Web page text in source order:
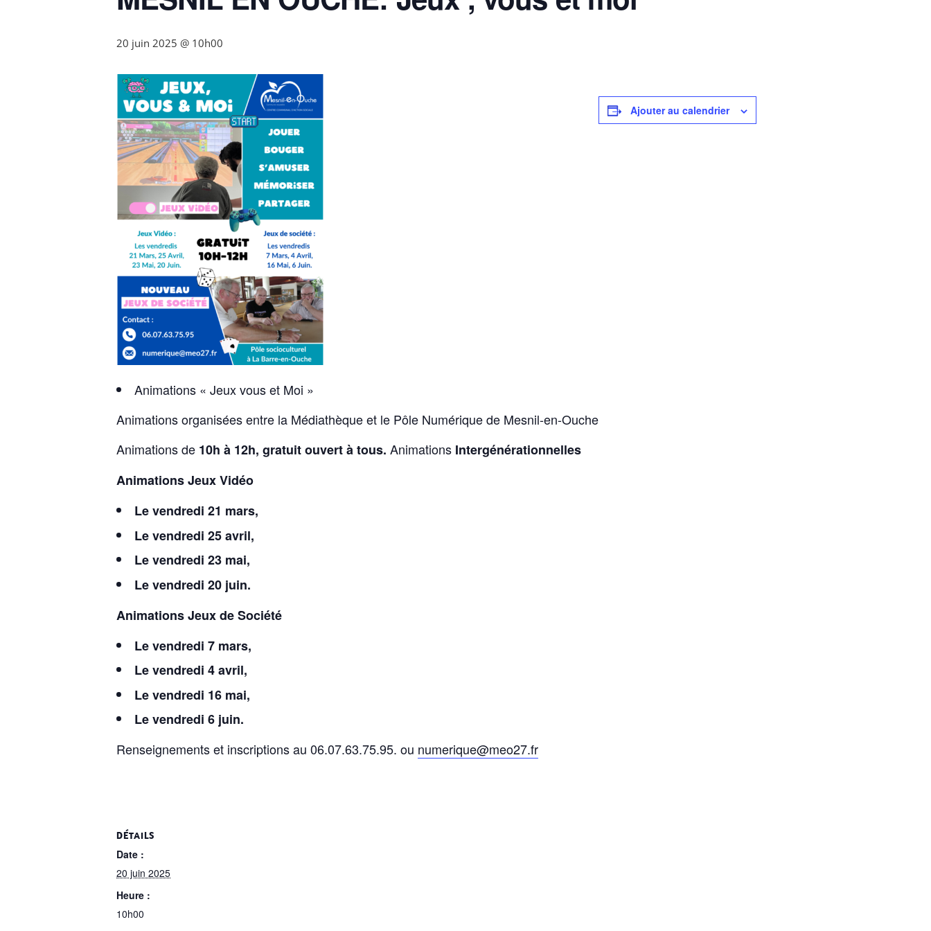
20 juin 2025 @ 10h00
Animations « Jeux vous et Moi »
Animations organisées entre la Médiathèque et le Pôle Numérique de Mesnil-en-Ouche
Animations de 10h à 12h, gratuit ouvert à tous. Animations Intergénérationnelles
Animations Jeux Vidéo
Le vendredi 21 mars,
Le vendredi 25 avril,
Le vendredi 23 mai,
Le vendredi 20 juin.
Animations Jeux de Société
Le vendredi 7 mars,
Le vendredi 4 avril,
Le vendredi 16 mai,
Le vendredi 6 juin.
Renseignements et inscriptions au 06.07.63.75.95. ou numerique@meo27.fr
Ajouter au calendrier
DÉTAILS
Date :
20 juin 2025
Heure :
10h00